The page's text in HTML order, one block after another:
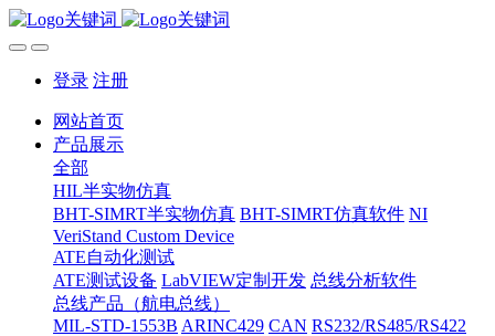
登录 注册
网站首页
产品展示
全部
HIL半实物仿真
BHT-SIMRT半实物仿真 BHT-SIMRT仿真软件 NI
VeriStand Custom Device
ATE自动化测试
ATE测试设备 LabVIEW定制开发 总线分析软件
总线产品（航电总线）
MIL-STD-1553B ARINC429 CAN RS232/RS485/RS422